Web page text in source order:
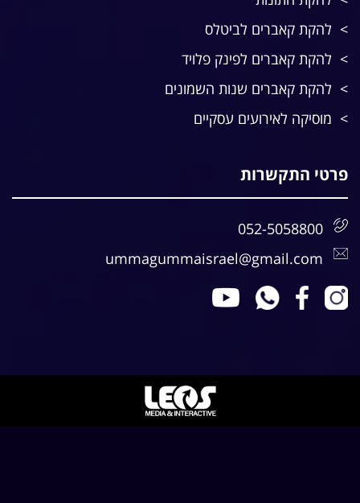
להקת קאברים לביטלס
להקת קאברים לפינק פלויד
להקת קאברים שנות השמונים
מוסיקה לאירועים עסקיים
פרטי התקשרות
052-5058800
ummagummaisrael@gmail.com